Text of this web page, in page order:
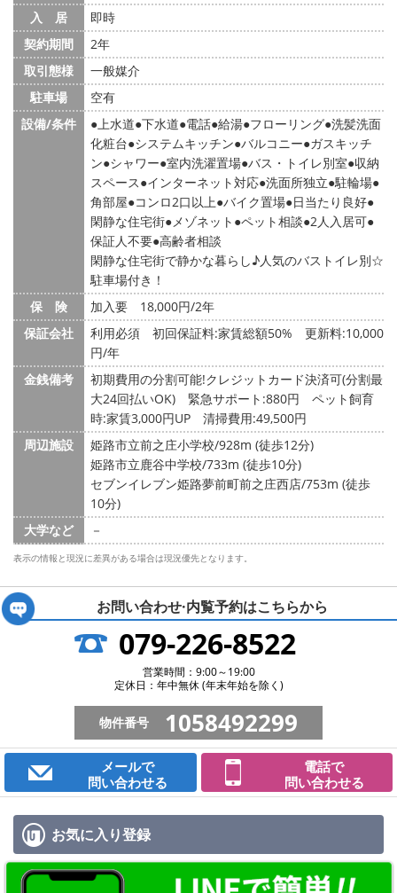
入 居
即時
契約期間
2年
取引態様
一般媒介
駐車場
空有
設備/条件
上水道 下水道 電話 給湯 フローリング 洗髪洗面
化粧台 システムキッチン バルコニー ガスキッチ
ン シャワー 室内洗濯置場 バス・トイレ別室 収納
スペース インターネット対応 洗面所独立 駐輪場
角部屋 コンロ2口以上 バイク置場 日当たり良好
閑静な住宅街 メゾネット ペット相談 2人入居可
保証人不要 高齢者相談
閑静な住宅街で静かな暮らし♪人気のバストイレ別☆
駐車場付き！
保 険
加入要 18,000円/2年
保証会社
利用必須 初回保証料:家賃総額50% 更新料:10,000
円/年
金銭備考
初期費用の分割可能!クレジットカード決済可(分割最
大24回払いOK) 緊急サポート:880円 ペット飼育
時:家賃3,000円UP 清掃費用:49,500円
周辺施設
姫路市立前之庄小学校/928m (徒歩12分)
姫路市立鹿谷中学校/733m (徒歩10分)
セブンイレブン姫路夢前町前之庄西店/753m (徒歩
10分)
大学など
－
表示の情報と現況に差異がある場合は現況優先となります。
お問い合わせ·内覧予約はこちらから
079-226-8522
営業時間：9:00～19:00
定休日：年中無休 (年末年始を除く)
物件番号 1058492299
メールで
問い合わせる
電話で
問い合わせる
お気に入り登録